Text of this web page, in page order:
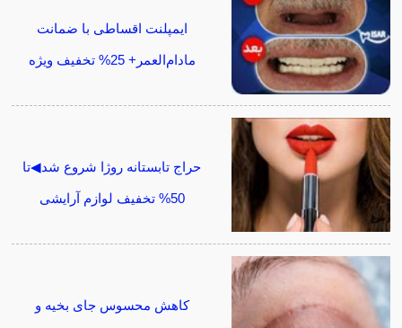
ایمپلنت اقساطی با ضمانت
مادام‌العمر+ 25% تخفیف ویژه
حراج تابستانه روژا شروع شد◀تا
50% تخفیف لوازم آرایشی
کاهش محسوس جای بخیه و